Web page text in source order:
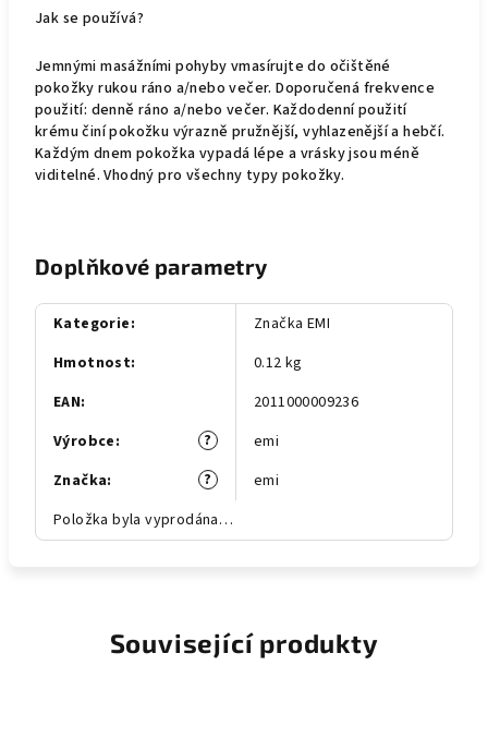
Jak se používá?
Jemnými masážními pohyby vmasírujte do očištěné
pokožky rukou ráno a/nebo večer. Doporučená frekvence
použití: denně ráno a/nebo večer. Každodenní použití
krému činí pokožku výrazně pružnější, vyhlazenější a hebčí.
Každým dnem pokožka vypadá lépe a vrásky jsou méně
viditelné. Vhodný pro všechny typy pokožky.
Doplňkové parametry
Kategorie:
Značka EMI
Hmotnost:
0.12 kg
EAN:
2011000009236
?
Výrobce:
emi
?
Značka:
emi
Položka byla vyprodána…
Související produkty